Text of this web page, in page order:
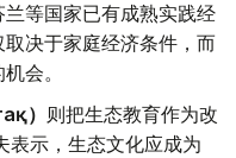
等国家已有成熟实践经
决于家庭经济条件，而
会。
） 则把生态教育作为改
表示，生态文化应成为